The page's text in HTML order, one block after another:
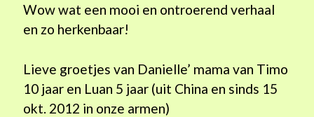
Wow wat een mooi en ontroerend verhaal
en zo herkenbaar!
Lieve groetjes van Danielle’ mama van Timo
10 jaar en Luan 5 jaar (uit China en sinds 15
okt. 2012 in onze armen)